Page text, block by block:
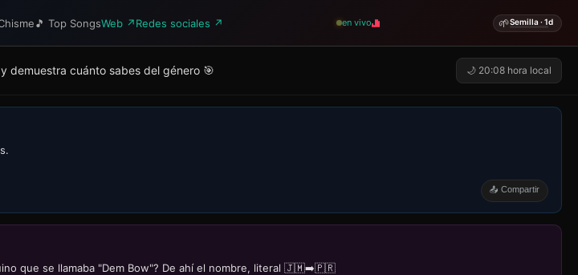
🎵 Top SongsWeb ↗Redes sociales ↗ en vivo 🌱Semilla · 1d
demuestra cuánto sabes del género 🎯 🌙 20:08 hora local
📤 Compartir
que se llamaba "Dem Bow"? De ahí el nombre, literal 🇯🇲➡️🇵🇷